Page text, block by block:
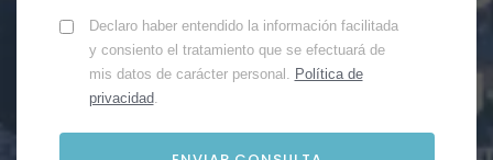
Declaro haber entendido la información facilitada
y consiento el tratamiento que se efectuará de
mis datos de carácter personal. Política de
privacidad.